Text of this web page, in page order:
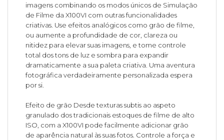
imagens combinando os modos únicos de Simulação
de Filme da X100VI com outras funcionalidades
criativas. Use efeitos analógicos como grão de filme,
ou aumente a profundidade de cor, clareza ou
nitidez para elevar suas imagens, e tome controle
total dos tons de luz e sombra para expandir
dramaticamente a sua paleta criativa. Uma aventura
fotográfica verdadeiramente personalizada espera
por si.
Efeito de grão Desde texturas subtis ao aspeto
granulado dos tradicionais estoques de filme de alto
ISO, com a X100VI pode facilmente adicionar grão
de aparência natural às suas fotos. Controle a força e